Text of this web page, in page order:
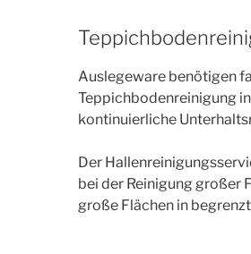
Auslegeware benötigen
Teppichbodenreinigung
kontinuierliche
Der
bei der Reinigung großer
große Flächen in